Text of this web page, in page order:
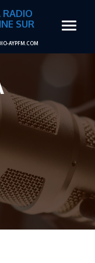
RADIO
SUR
AYPFM.COM